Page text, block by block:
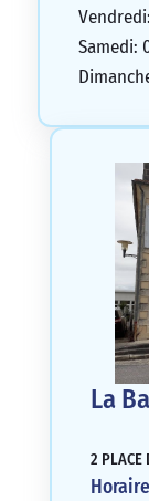
Samedi:
La
2 PLACE